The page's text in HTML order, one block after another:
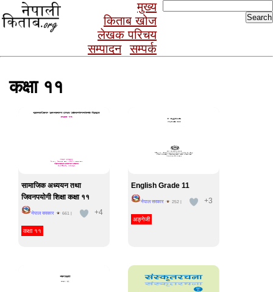
मुख्य
किताब खोज
लेखक परिचय
सम्पादन
सम्पर्क
for:
कक्षा ११
सामाजिक अध्ययन तथा
जिवनपयोगी शिक्षा कक्षा ११
नेपाल सरकार 661 | +4
कक्षा ११
English Grade 11
नेपाल सरकार 252| +3
अङ्गेजी